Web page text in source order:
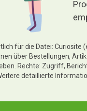
für die Datei: Curiosite
über Bestellungen,
Rechte: Zugriff,
detaillierte